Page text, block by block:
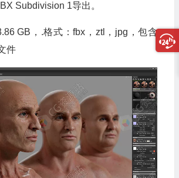
Subdivision 1导出。
GB，.格式：fbx，ztl，jpg，包含
件